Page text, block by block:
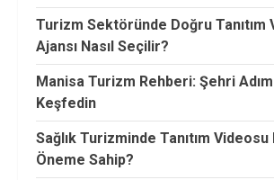
Turizm Sektöründe Doğru Tanıtım
Ajansı Nasıl Seçilir?
Manisa Turizm Rehberi: Şehri Adım
Keşfedin
Sağlık Turizminde Tanıtım
Öneme Sahip?